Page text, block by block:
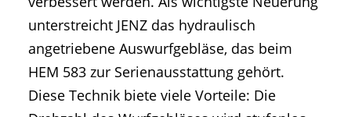
unterstreicht JENZ das hydraulisch
angetriebene Auswurfgebläse, das beim
HEM 583 zur Serienausstattung gehört.
Diese Technik biete viele Vorteile: Die